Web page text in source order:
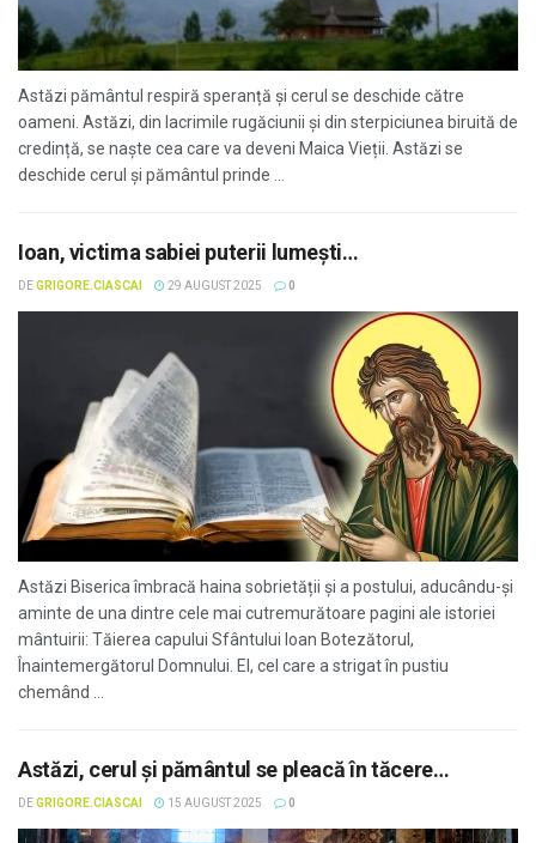
Astăzi pământul respiră speranță și cerul se deschide către
oameni. Astăzi, din lacrimile rugăciunii și din sterpiciunea biruită de
credință, se naște cea care va deveni Maica Vieții. Astăzi se
deschide cerul și pământul prinde ...
Ioan, victima sabiei puterii lumești…
DEGRIGORE.CIASCAI 29 AUGUST 2025 0
Astăzi Biserica îmbracă haina sobrietății și a postului, aducându-și
aminte de una dintre cele mai cutremurătoare pagini ale istoriei
mântuirii: Tăierea capului Sfântului Ioan Botezătorul,
Înaintemergătorul Domnului. El, cel care a strigat în pustiu
chemând ...
Astăzi, cerul și pământul se pleacă în tăcere…
DEGRIGORE.CIASCAI 15 AUGUST 2025 0